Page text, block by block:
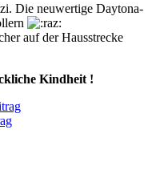
Die neuwertige Daytona-
auf der Hausstrecke
Kindheit !